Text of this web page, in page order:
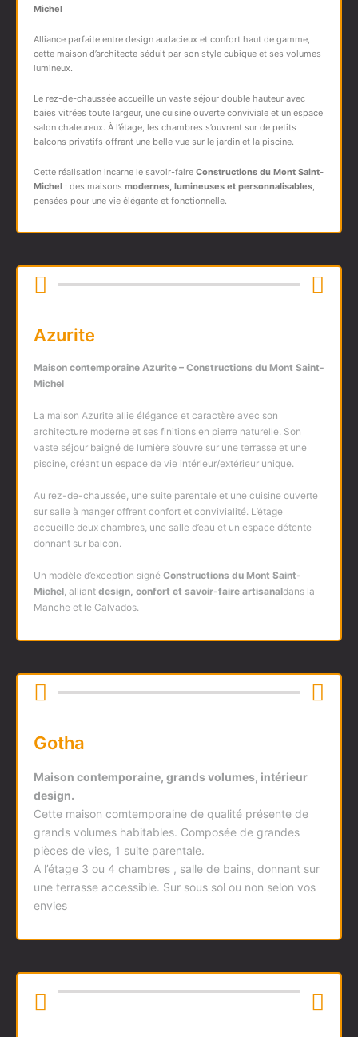
Michel
Alliance parfaite entre design audacieux et confort haut de gamme,
cette maison d’architecte séduit par son style cubique et ses volumes
lumineux.
Le rez-de-chaussée accueille un vaste séjour double hauteur avec
baies vitrées toute largeur, une cuisine ouverte conviviale et un espace
salon chaleureux. À l’étage, les chambres s’ouvrent sur de petits
balcons privatifs offrant une belle vue sur le jardin et la piscine.
Cette réalisation incarne le savoir-faire Constructions du Mont Saint-
Michel : des maisons modernes, lumineuses et personnalisables,
pensées pour une vie élégante et fonctionnelle.
Azurite
Maison contemporaine Azurite – Constructions du Mont Saint-
Michel
La maison Azurite allie élégance et caractère avec son
architecture moderne et ses finitions en pierre naturelle. Son
vaste séjour baigné de lumière s’ouvre sur une terrasse et une
piscine, créant un espace de vie intérieur/extérieur unique.
Au rez-de-chaussée, une suite parentale et une cuisine ouverte
sur salle à manger offrent confort et convivialité. L’étage
accueille deux chambres, une salle d’eau et un espace détente
donnant sur balcon.
Un modèle d’exception signé Constructions du Mont Saint-
Michel, alliant design, confort et savoir-faire artisanaldans la
Manche et le Calvados.
Gotha
Maison contemporaine, grands volumes, intérieur
design.
Cette maison comtemporaine de qualité présente de
grands volumes habitables. Composée de grandes
pièces de vies, 1 suite parentale.
A l’étage 3 ou 4 chambres , salle de bains, donnant sur
une terrasse accessible. Sur sous sol ou non selon vos
envies